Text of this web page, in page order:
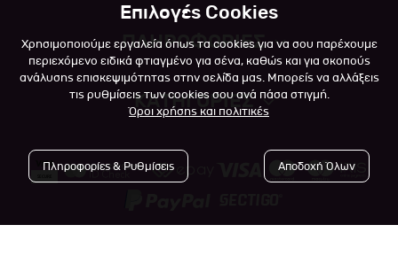
Πληροφορίες λογαριασμού
Λίστα αγαπημένων
Πολιτική επιστροφών
ΠΛΗΡΟΦΟΡΙΕΣ
Σχετικά
Επικοινωνία
Blog
Όροι Χρήσης
Πολιτική Απορρήτου
ΚΑΤΗΓΟΡΙΕΣ
Επιλογές Cookies
Χρησιμοποιούμε εργαλεία όπως τα cookies για να σου παρέχουμε
περιεχόμενο ειδικά φτιαγμένο για σένα, καθώς και για σκοπούς
ανάλυσης επισκεψιμότητας στην σελίδα μας. Μπορείς να αλλάξεις
τις ρυθμίσεις των cookies σου ανά πάσα στιγμή.
Όροι χρήσης και πολιτικές
Πληροφορίες & Ρυθμίσεις Αποδοχή Όλων